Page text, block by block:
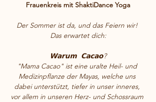
Frauenkreis mit ShaktiDance Yoga
Der Sommer ist da, und das Feiern wir!
Das erwartet dich:
𝗪𝗮𝗿𝘂𝗺  𝗖𝗮𝗰𝗮𝗼?
"Mama Cacao" ist eine uralte Heil- und
Medizinpflanze der Mayas, welche uns
dabei unterstützt, tiefer in unser inneres,
vor allem in unseren Herz- und Schossraum